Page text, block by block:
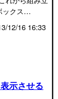
ックス…
12/16 16:33
示させる